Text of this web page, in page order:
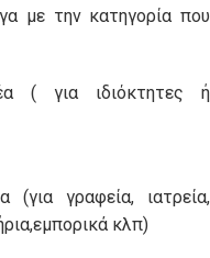
με την κατηγορία που
( για ιδιόκτητες ή
γραφεία, ιατρεία,
κλπ)